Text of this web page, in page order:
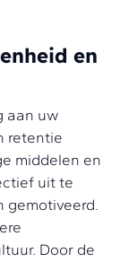
en
aan uw
retentie
middelen en
uit te
gemotiveerd.
Door de